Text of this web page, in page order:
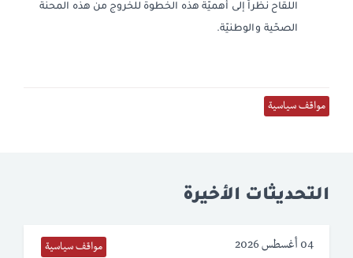
اللقاح نظراً إلى أهميّة هذه الخطوة للخروج من هذه المحنة
الصحّية والوطنيّة.
مواقف سياسية
التحديثات الأخيرة
04 أغسطس 2026 مواقف سياسية